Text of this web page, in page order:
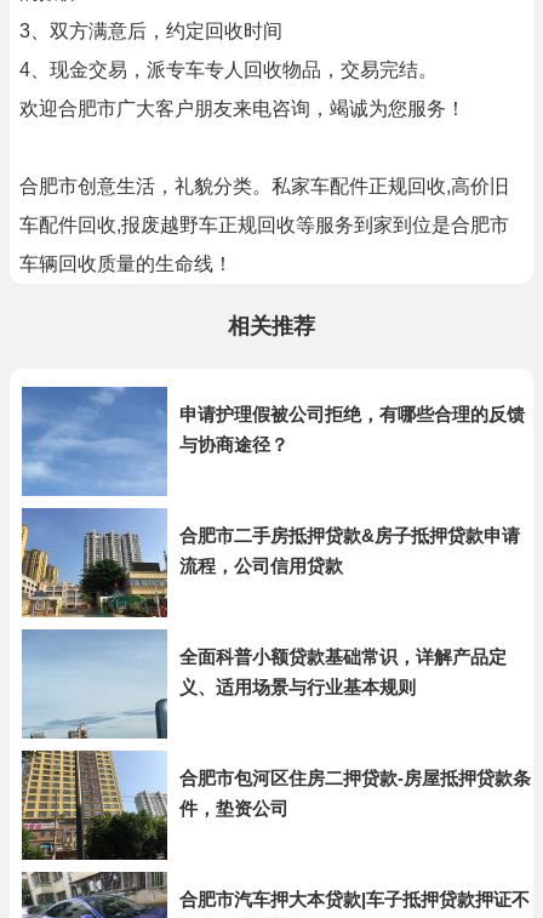
3、双方满意后，约定回收时间
4、现金交易，派专车专人回收物品，交易完结。
欢迎合肥市广大客户朋友来电咨询，竭诚为您服务！
合肥市创意生活，礼貌分类。私家车配件正规回收,高价旧
车配件回收,报废越野车正规回收等服务到家到位是合肥市
车辆回收质量的生命线！
相关推荐
申请护理假被公司拒绝，有哪些合理的反馈
与协商途径？
合肥市二手房抵押贷款&房子抵押贷款申请
流程，公司信用贷款
全面科普小额贷款基础常识，详解产品定
义、适用场景与行业基本规则
合肥市包河区住房二押贷款-房屋抵押贷款条
件，垫资公司
合肥市汽车押大本贷款|车子抵押贷款押证不